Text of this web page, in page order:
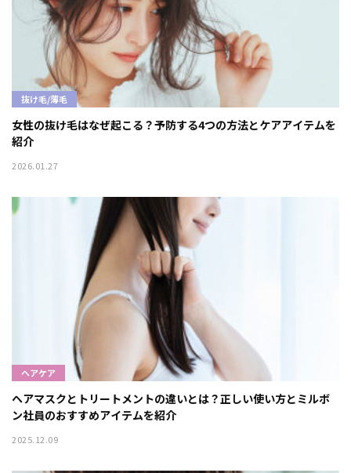
抜け毛/薄毛
女性の抜け毛はなぜ起こる？予防する4つの方法とケアアイテムを
紹介
2026.01.27
ヘアケア
ヘアマスクとトリートメントの違いとは？正しい使い方とミルボ
ン社員のおすすめアイテムを紹介
2025.12.09